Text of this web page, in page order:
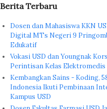
Berita Terbaru
Dosen dan Mahasiswa KKN
Digital MTs Negeri 9
Edukatif
Vokasi USD dan Youngnak
Perintisan Kelas
Kembangkan Sains - Koding,
Indonesia Ikuti Pembinaan
Kampus USD